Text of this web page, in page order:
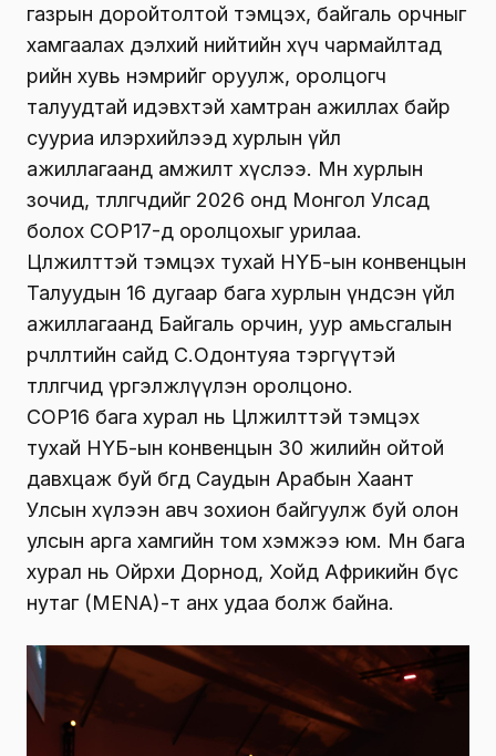
газрын доройтолтой тэмцэх, байгаль орчныг
хамгаалах дэлхий нийтийн хүч чармайлтад
өөрийн хувь нэмрийг оруулж, оролцогч
талуудтай идэвхтэй хамтран ажиллах байр
сууриа илэрхийлээд хурлын үйл
ажиллагаанд амжилт хүслээ. Мөн хурлын
зочид, төлөөлөгчдийг 2026 онд Монгол Улсад
болох СОР17-д оролцохыг урилаа.
Цөлжилттэй тэмцэх тухай НҮБ-ын конвенцын
Талуудын 16 дугаар бага хурлын үндсэн үйл
ажиллагаанд Байгаль орчин, уур амьсгалын
өөрчлөлтийн сайд С.Одонтуяа тэргүүтэй
төлөөлөгчид үргэлжлүүлэн оролцоно.
СОР16 бага хурал нь Цөлжилттэй тэмцэх
тухай НҮБ-ын конвенцын 30 жилийн ойтой
давхцаж буй бөгөөд Саудын Арабын Хаант
Улсын хүлээн авч зохион байгуулж буй олон
улсын арга хамгийн том хэмжээ юм. Мөн бага
хурал нь Ойрхи Дорнод, Хойд Африкийн бүс
нутаг (MENA)-т анх удаа болж байна.